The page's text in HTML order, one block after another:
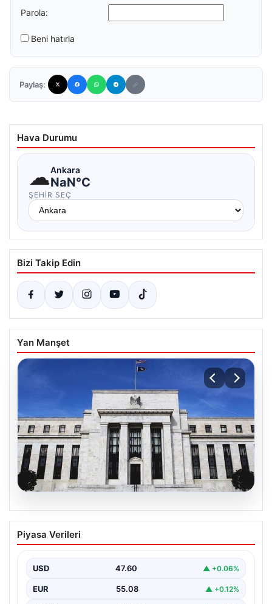
Parola:
Beni hatırla
Paylaş:
Hava Durumu
☁Ankara
NaN°C
ŞEHIR SEÇ
Bizi Takip Edin
Yan Manşet
05.08.2026
Fed faizi sabit tuttu
Piyasa Verileri
USD 47.60 ▲ +0.06%
EUR 55.08 ▲ +0.12%